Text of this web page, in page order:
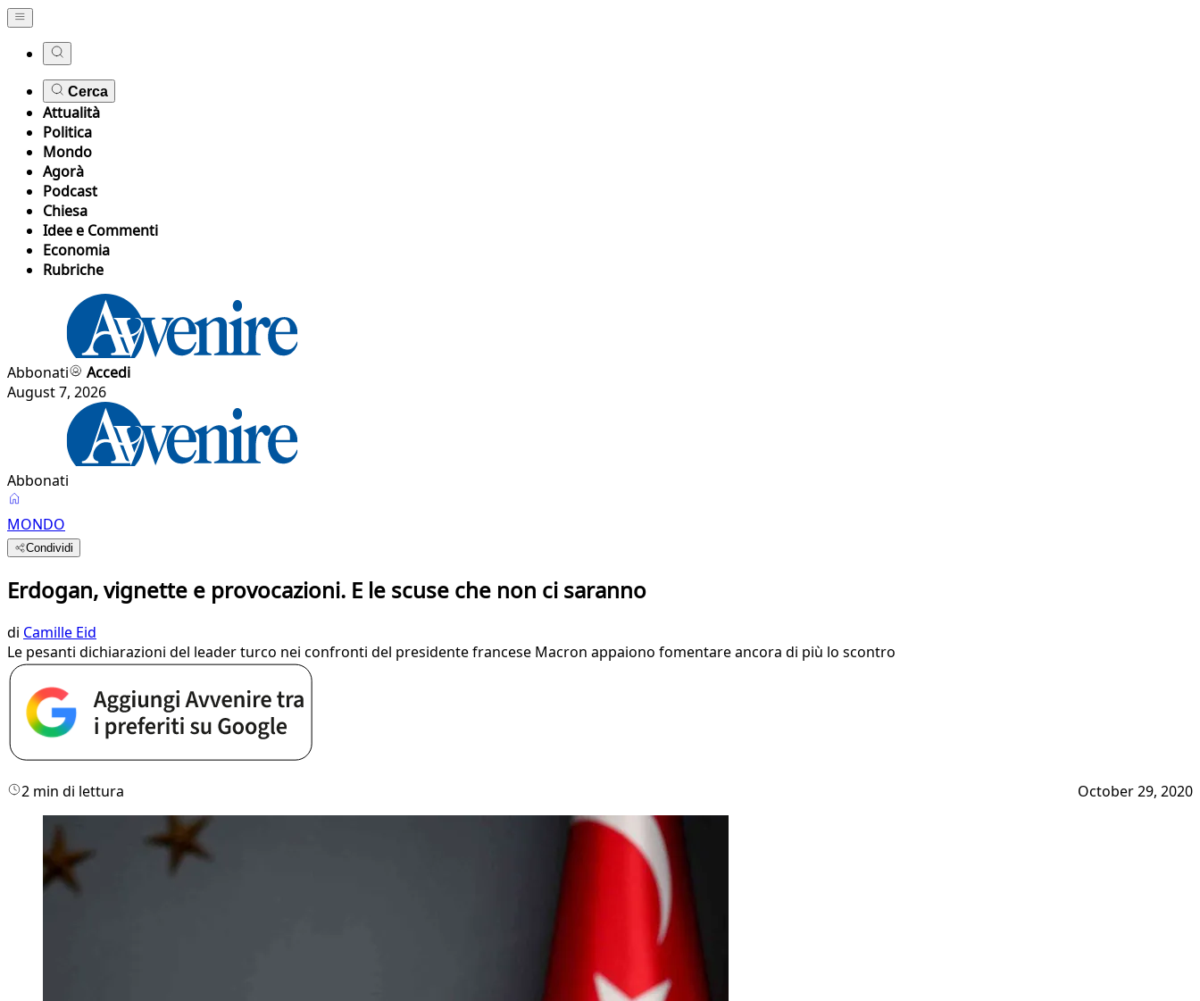
Cerca
Attualità
Politica
Mondo
Agorà
Podcast
Chiesa
Idee e Commenti
Economia
Rubriche
Abbonati
Accedi
August 7, 2026
Abbonati
MONDO
Condividi
Erdogan, vignette e provocazioni. E le scuse che non ci saranno
di Camille Eid
Le pesanti dichiarazioni del leader turco nei confronti del presidente francese Macron appaiono fomentare ancora di più lo scontro
2 min di lettura October 29, 2020